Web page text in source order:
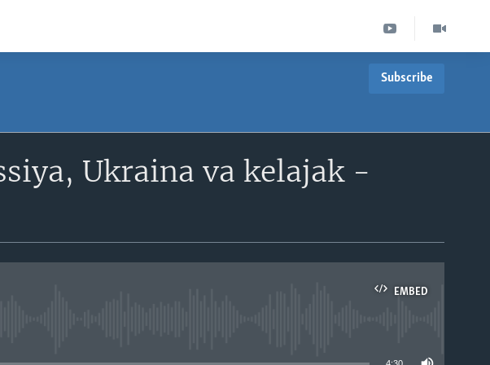
Subscribe
Ukraina va kelajak -
EMBED